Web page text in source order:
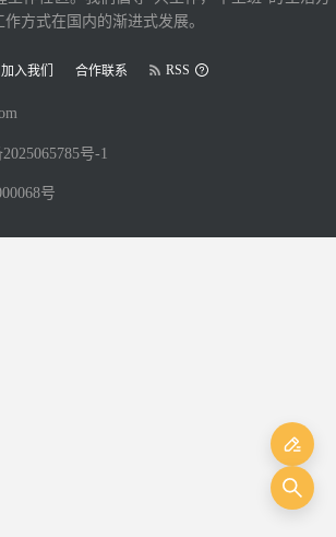
方式在国内的渐进式发展。
加入我们 合作联系 RSS
号-1
号